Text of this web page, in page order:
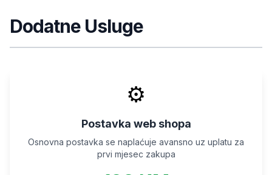
Dodatne Usluge
⚙️
Postavka web shopa
Osnovna postavka se naplaćuje avansno uz uplatu za
prvi mjesec zakupa